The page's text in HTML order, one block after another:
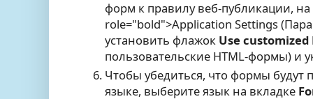
форм к правилу веб-публикации,
role="bold">Application Settings
установить флажок Use
пользовательские HTML-формы) и
Чтобы убедиться, что формы будут
языке, выберите язык на вкладке